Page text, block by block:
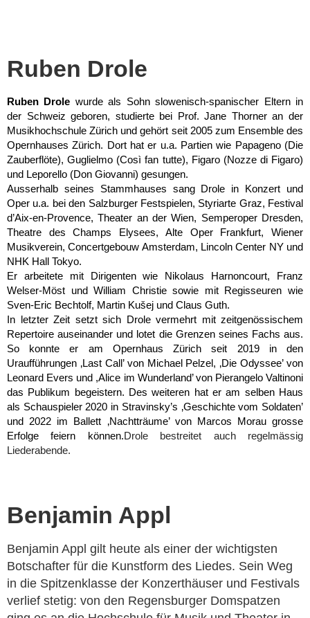
Ruben Drole
Ruben Drole wurde als Sohn slowenisch-spanischer Eltern in
der Schweiz geboren, studierte bei Prof. Jane Thorner an der
Musikhochschule Zürich und gehört seit 2005 zum Ensemble des
Opernhauses Zürich. Dort hat er u.a. Partien wie Papageno (Die
Zauberflöte), Guglielmo (Così fan tutte), Figaro (Nozze di Figaro)
und Leporello (Don Giovanni) gesungen.
Ausserhalb seines Stammhauses sang Drole in Konzert und
Oper u.a. bei den Salzburger Festspielen, Styriarte Graz, Festival
d’Aix-en-Provence, Theater an der Wien, Semperoper Dresden,
Theatre des Champs Elysees, Alte Oper Frankfurt, Wiener
Musikverein, Concertgebouw Amsterdam, Lincoln Center NY und
NHK Hall Tokyo.
Er arbeitete mit Dirigenten wie Nikolaus Harnoncourt, Franz
Welser-Möst und William Christie sowie mit Regisseuren wie
Sven-Eric Bechtolf, Martin Kušej und Claus Guth.
In letzter Zeit setzt sich Drole vermehrt mit zeitgenössischem
Repertoire auseinander und lotet die Grenzen seines Fachs aus.
So konnte er am Opernhaus Zürich seit 2019 in den
Uraufführungen ‚Last Call’ von Michael Pelzel, ‚Die Odyssee’ von
Leonard Evers und ,Alice im Wunderland’ von Pierangelo Valtinoni
das Publikum begeistern. Des weiteren hat er am selben Haus
als Schauspieler 2020 in Stravinsky’s ‚Geschichte vom Soldaten’
und 2022 im Ballett ‚Nachtträume’ von Marcos Morau grosse
Erfolge feiern können.Drole bestreitet auch regelmässig
Liederabende.
Benjamin Appl
Benjamin Appl gilt heute als einer der wichtigsten
Botschafter für die Kunstform des Liedes. Sein Weg
in die Spitzenklasse der Konzerthäuser und Festivals
verlief stetig: von den Regensburger Domspatzen